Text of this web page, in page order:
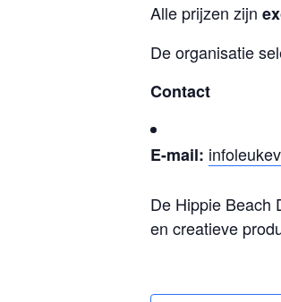
Alle prijzen zijn
De organisatie
Contact
E-mail:
De Hippie Beach
en creatieve